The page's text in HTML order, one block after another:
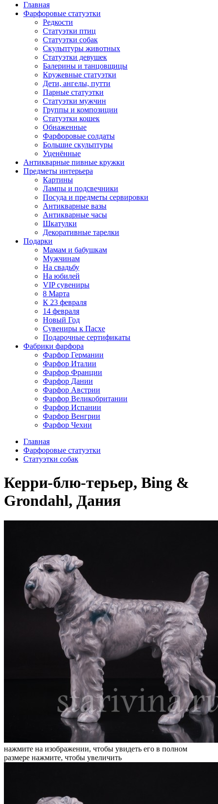
Главная
Фарфоровые статуэтки
Редкости
Cтатуэтки птиц
Cтатуэтки собак
Скульптуры животных
Статуэтки девушек
Балерины и танцовщицы
Кружевные статуэтки
Дети, ангелы, путти
Парные статуэтки
Статуэтки мужчин
Группы и композиции
Статуэтки кошек
Обнаженные
Фарфоровые солдаты
Большие скульптуры
Уценённые
Антикварные пивные кружки
Предметы интерьера
Картины
Лампы и подсвечники
Посуда и предметы сервировки
Антикварные вазы
Антикварные часы
Шкатулки
Декоративные тарелки
Подарки
Мамам и бабушкам
Мужчинам
На свадьбу
На юбилей
VIP сувениры
8 Марта
К 23 февраля
14 февраля
Новый Год
Сувениры к Пасхе
Подарочные сертификаты
Фабрики фарфора
Фарфор Германии
Фарфор Италии
Фарфор Франции
Фарфор Дании
Фарфор Австрии
Фарфор Великобритании
Фарфор Испании
Фарфор Венгрии
Фарфор Чехии
Главная
Фарфоровые статуэтки
Cтатуэтки собак
Керри-блю-терьер, Bing &
Grondahl, Дания
нажмите на изображении, чтобы увидеть его в полном
размере нажмите, чтобы увеличить